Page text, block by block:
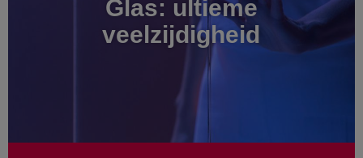
Glas: ultieme
veelzijdigheid